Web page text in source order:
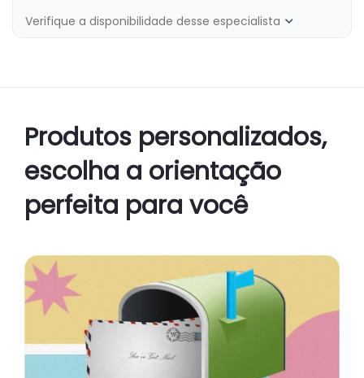
Verifique a disponibilidade desse especialista
Produtos personalizados,
escolha a orientação
perfeita para você